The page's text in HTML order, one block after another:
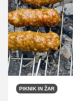
PIKNIK IN ŽAR